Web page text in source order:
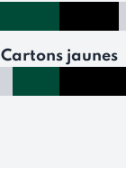
Cartons jaunes